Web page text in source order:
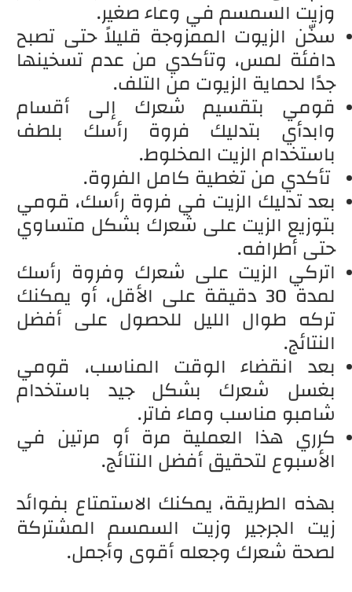
وزيت السمسم في وعاء صغير.
سخّن الزيوت الممزوجة قليلاً حتى تصبح
دافئة لمس، وتأكدي من عدم تسخينها
جدًا لحماية الزيوت من التلف.
قومي بتقسيم شعرك إلى أقسام
وابدأي بتدليك فروة رأسك بلطف
باستخدام الزيت المخلوط.
تأكدي من تغطية كامل الفروة.
بعد تدليك الزيت في فروة رأسك، قومي
بتوزيع الزيت على شعرك بشكل متساوي
حتى أطرافه.
اتركي الزيت على شعرك وفروة رأسك
لمدة 30 دقيقة على الأقل، أو يمكنك
تركه طوال الليل للحصول على أفضل
النتائج.
بعد انقضاء الوقت المناسب، قومي
بغسل شعرك بشكل جيد باستخدام
شامبو مناسب وماء فاتر.
كرري هذا العملية مرة أو مرتين في
الأسبوع لتحقيق أفضل النتائج.
بهذه الطريقة، يمكنك الاستمتاع بفوائد
زيت الجرجير وزيت السمسم المشتركة
لصحة شعرك وجعله أقوى وأجمل.